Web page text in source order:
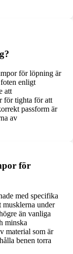
för löpning är
enligt
att
för tighta för att
passform är
av
för
med specifika
under
än vanliga
minska
material som är
benen torra